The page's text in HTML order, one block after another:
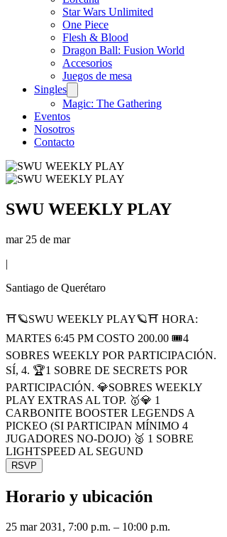
Star Wars Unlimited
One Piece
Flesh & Blood
Dragon Ball: Fusion World
Accesorios
Juegos de mesa
Singles
Magic: The Gathering
Eventos
Nosotros
Contacto
SWU WEEKLY PLAY
mar 25 de mar
|
Santiago de Querétaro
⛩🪐SWU WEEKLY PLAY🪐⛩ HORA:
MARTES 6:45 PM COSTO 200.00 🎟4
SOBRES WEEKLY POR PARTICIPACIÓN.
SÍ, 4. 🏆1 SOBRE DE SECRETS POR
PARTICIPACIÓN. 💎SOBRES WEEKLY
PLAY EXTRAS AL TOP. 🥇💎 1
CARBONITE BOOSTER LEGENDS A
PICKEO (SI PARTICIPAN MÍNIMO 4
JUGADORES NO-DOJO) 🥈 1 SOBRE
LIGHTSPEED AL SEGUND
RSVP
Horario y ubicación
25 mar 2031, 7:00 p.m. – 10:00 p.m.